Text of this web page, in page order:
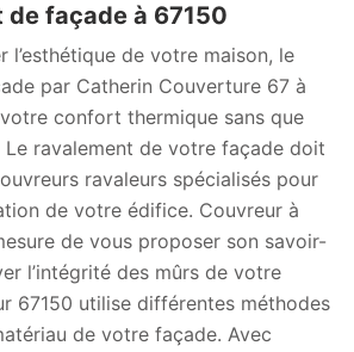
de façade à 67150
l’esthétique de votre maison, le
par Catherin Couverture 67 à
confort thermique sans que
Le ravalement de votre façade doit
ravaleurs spécialisés pour
de votre édifice. Couvreur à
de vous proposer son savoir-
l’intégrité des mûrs de votre
67150 utilise différentes méthodes
de votre façade. Avec